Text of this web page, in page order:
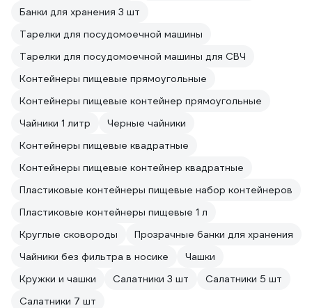
Банки для хранения 3 шт
Тарелки для посудомоечной машины
Тарелки для посудомоечной машины для СВЧ
Контейнеры пищевые прямоугольные
Контейнеры пищевые контейнер прямоугольные
Чайники 1 литр
Черные чайники
Контейнеры пищевые квадратные
Контейнеры пищевые контейнер квадратные
Пластиковые контейнеры пищевые набор контейнеров
Пластиковые контейнеры пищевые 1 л
Круглые сковороды
Прозрачные банки для хранения
Чайники без фильтра в носике
Чашки
Кружки и чашки
Салатники 3 шт
Салатники 5 шт
Салатники 7 шт